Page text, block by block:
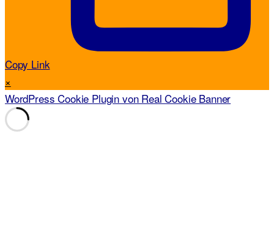
Copy Link
×
WordPress Cookie Plugin von Real Cookie Banner